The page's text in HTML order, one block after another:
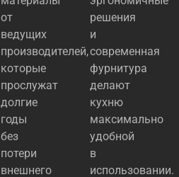
от
ведущих
производителей,
которые
прослужат
долгие
годы
без
потери
внешнего
решения
и
современная
фурнитура
делают
кухню
максимально
удобной
в
использовании.